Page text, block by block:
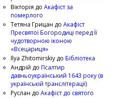
Вікторія до Акафіст за
померлого
Тетяна Грицан до Акафіст
Пресвятої Богородиці перед Її
чудотворною іконою
«Всецариця»
Ilya Zhitomirskiy до Бібліотека
Андрій до Псалтир
давньоукраїнський 1643 року (в
українській транслітерації)
Руслан до Акафіст до святого